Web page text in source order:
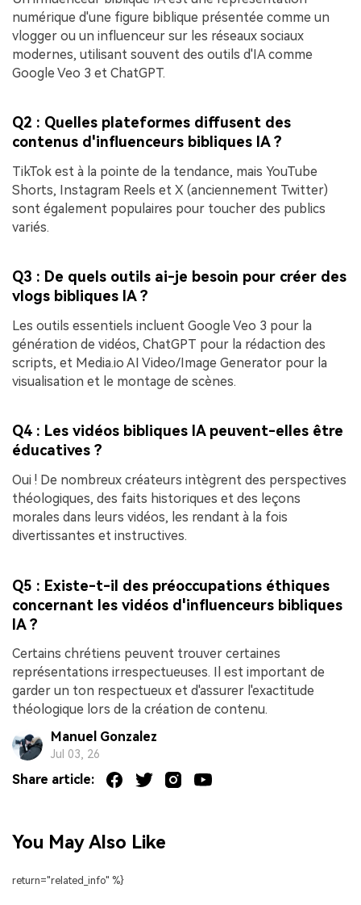
numérique d'une figure biblique présentée comme un
vlogger ou un influenceur sur les réseaux sociaux
modernes, utilisant souvent des outils d'IA comme
Google Veo 3 et ChatGPT.
Q2 : Quelles plateformes diffusent des
contenus d'influenceurs bibliques IA ?
TikTok est à la pointe de la tendance, mais YouTube
Shorts, Instagram Reels et X (anciennement Twitter)
sont également populaires pour toucher des publics
variés.
Q3 : De quels outils ai-je besoin pour créer des
vlogs bibliques IA ?
Les outils essentiels incluent Google Veo 3 pour la
génération de vidéos, ChatGPT pour la rédaction des
scripts, et Media.io AI Video/Image Generator pour la
visualisation et le montage de scènes.
Q4 : Les vidéos bibliques IA peuvent-elles être
éducatives ?
Oui ! De nombreux créateurs intègrent des perspectives
théologiques, des faits historiques et des leçons
morales dans leurs vidéos, les rendant à la fois
divertissantes et instructives.
Q5 : Existe-t-il des préoccupations éthiques
concernant les vidéos d'influenceurs bibliques
IA ?
Certains chrétiens peuvent trouver certaines
représentations irrespectueuses. Il est important de
garder un ton respectueux et d'assurer l'exactitude
théologique lors de la création de contenu.
Manuel Gonzalez
Jul 03, 26
Share article:
You May Also Like
return="related_info" %}